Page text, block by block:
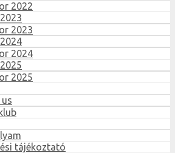
2022
2023
2024
2025
tájékoztató